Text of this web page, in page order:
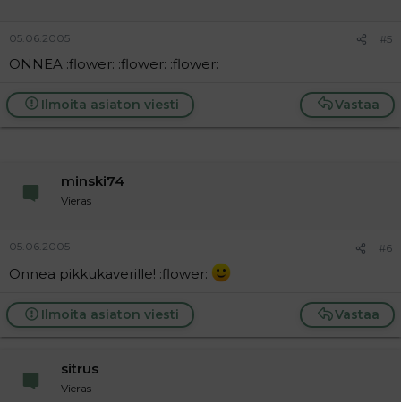
05.06.2005 #5
ONNEA :flower: :flower: :flower:
Vastaa
Ilmoita asiaton viesti
minski74
Vieras
05.06.2005 #6
Onnea pikkukaverille! :flower:
Vastaa
Ilmoita asiaton viesti
sitrus
Vieras